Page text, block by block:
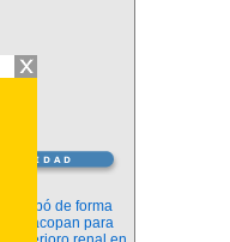
aprobó de forma
iptacopan para